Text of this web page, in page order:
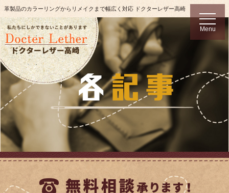
革製品のカラーリングからリメイクまで幅広く対応 ドクターレザー高崎
t
o
g
g
a
i
o
Menu